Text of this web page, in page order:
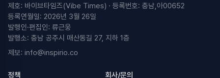
제호: 바이브타임즈(Vibe Times) · 등록번호: 충남,아00652
등록연월일: 2026년 3월 26일
발행인·편집인: 류근웅
발행소: 충남 공주시 매산동길 27, 지하 1층
제보: info@inspirio.co
정책
회사/문의